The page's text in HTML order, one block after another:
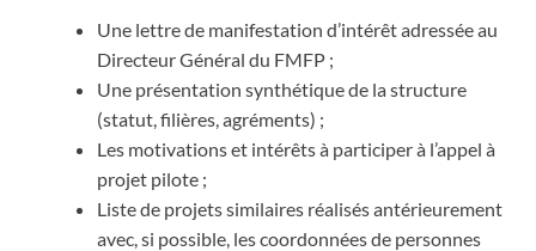
Une lettre de manifestation d’intérêt adressée au
Directeur Général du FMFP ;
Une présentation synthétique de la structure
(statut, filières, agréments) ;
Les motivations et intérêts à participer à l’appel à
projet pilote ;
Liste de projets similaires réalisés antérieurement
avec, si possible, les coordonnées de personnes